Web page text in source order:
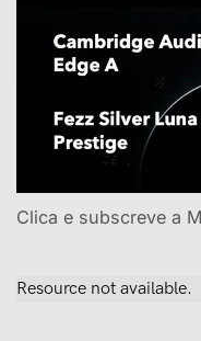
Clica e subscreve a